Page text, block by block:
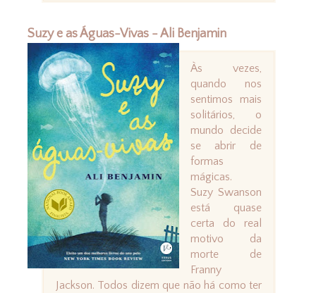
Suzy e as Águas-Vivas - Ali Benjamin
Às vezes,
quando nos
sentimos mais
solitários, o
mundo decide
se abrir de
formas
mágicas.
Suzy Swanson
está quase
certa do real
motivo da
morte de
Franny
Jackson. Todos dizem que não há como ter